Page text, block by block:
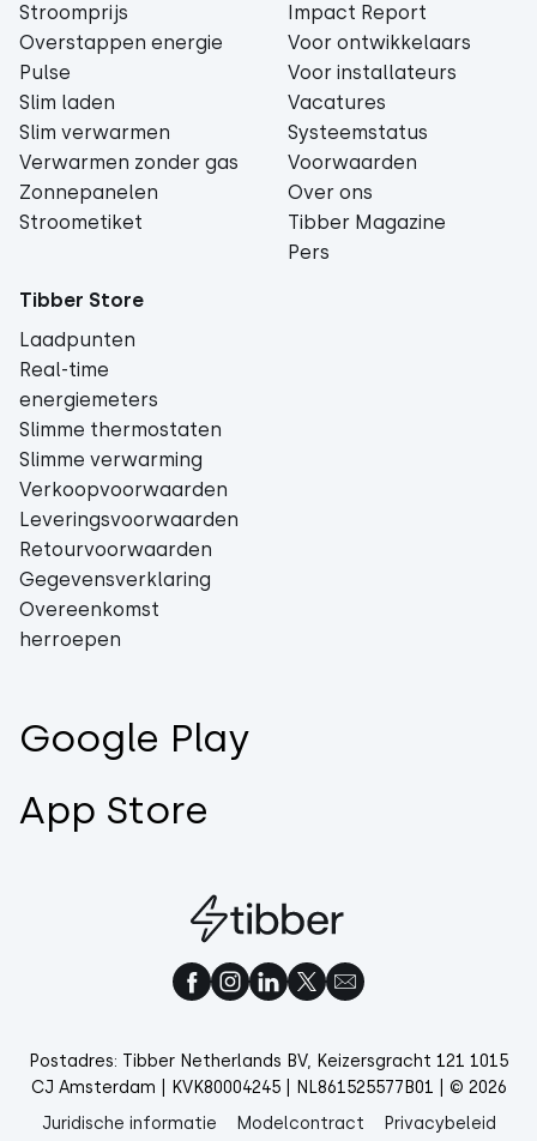
Stroomprijs
Overstappen energie
Pulse
Slim laden
Slim verwarmen
Verwarmen zonder gas
Zonnepanelen
Stroometiket
Impact Report
Voor ontwikkelaars
Voor installateurs
Vacatures
Systeemstatus
Voorwaarden
Over ons
Tibber Magazine
Pers
Tibber Store
Laadpunten
Real-time
energiemeters
Slimme thermostaten
Slimme verwarming
Verkoopvoorwaarden
Leveringsvoorwaarden
Retourvoorwaarden
Gegevensverklaring
Overeenkomst
herroepen
Google Play
App Store
Postadres: Tibber Netherlands BV, Keizersgracht 121 1015
CJ Amsterdam | KVK80004245 | NL861525577B01 | © 2026
Juridische informatie
Modelcontract
Privacybeleid